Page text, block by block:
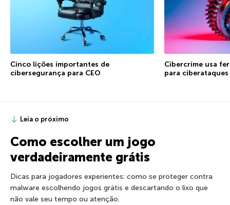
Cinco lições importantes de
cibersegurança para CEO
Cibercrime usa
para ciberataques
Leia o próximo
Como escolher um jogo
verdadeiramente grátis
Dicas para jogadores experientes: como se proteger contra
malware escolhendo jogos grátis e descartando o lixo que
não vale seu tempo ou atenção.